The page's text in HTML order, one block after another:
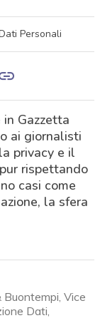
Personali
Gazzetta
ai giornalisti
privacy e il
rispettando
casi come
la sfera
Vice
Dati,